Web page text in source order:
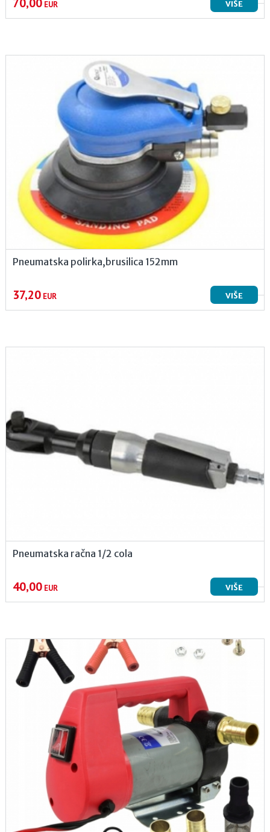
EUR VIŠE
Pneumatska polirka,brusilica 152mm
37,20EUR VIŠE
Pneumatska račna 1/2 cola
40,00EUR VIŠE